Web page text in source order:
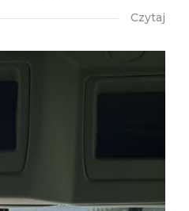
Czytaj